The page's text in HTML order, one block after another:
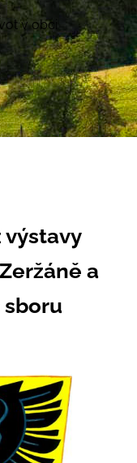
v obci
výstavy
a